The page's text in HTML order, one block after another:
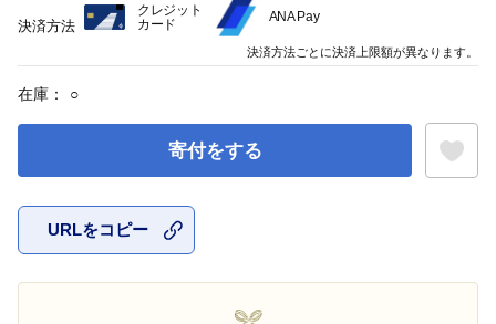
在庫： ○
寄付をする
URLをコピー
決済方法
クレジット
カード
ANA Pay
決済方法ごとに決済上限額が異なります。